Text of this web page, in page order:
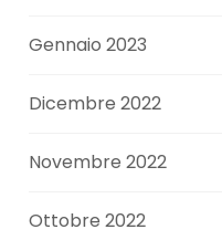
Gennaio 2023
Dicembre 2022
Novembre 2022
Ottobre 2022